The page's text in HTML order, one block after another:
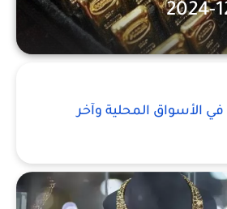
الأسواق المحلية وآخر